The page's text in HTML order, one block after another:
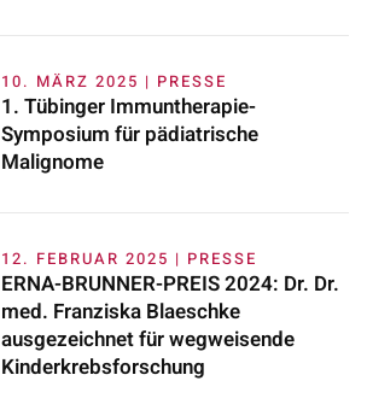
10. MÄRZ 2025 | PRESSE
1. Tübinger Immuntherapie-
Symposium für pädiatrische
Malignome
12. FEBRUAR 2025 | PRESSE
ERNA-BRUNNER-PREIS 2024: Dr. Dr.
med. Franziska Blaeschke
ausgezeichnet für wegweisende
Kinderkrebsforschung